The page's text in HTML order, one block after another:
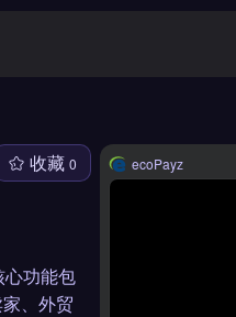
收藏 0
功能包
、外贸
ecoPayz